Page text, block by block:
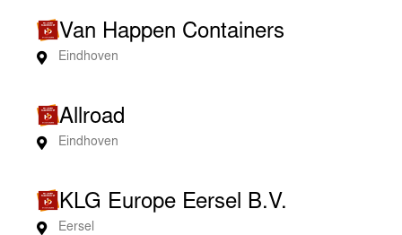
Van Happen Containers
Eindhoven
Allroad
Eindhoven
KLG Europe Eersel B.V.
Eersel